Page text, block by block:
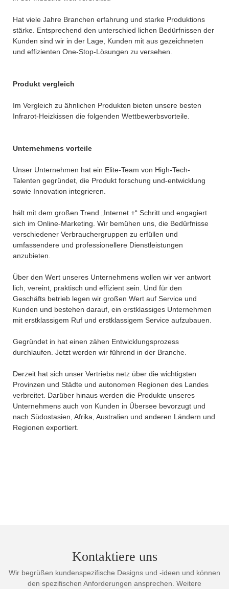
Hat viele Jahre Branchen erfahrung und starke Produktions
stärke. Entsprechend den unterschied lichen Bedürfnissen der
Kunden sind wir in der Lage, Kunden mit aus gezeichneten
und effizienten One-Stop-Lösungen zu versehen.
Produkt vergleich
Im Vergleich zu ähnlichen Produkten bieten unsere besten
Infrarot-Heizkissen die folgenden Wettbewerbsvorteile.
Unternehmens vorteile
Unser Unternehmen hat ein Elite-Team von High-Tech-
Talenten gegründet, die Produkt forschung und-entwicklung
sowie Innovation integrieren.
hält mit dem großen Trend „Internet +“ Schritt und engagiert
sich im Online-Marketing. Wir bemühen uns, die Bedürfnisse
verschiedener Verbrauchergruppen zu erfüllen und
umfassendere und professionellere Dienstleistungen
anzubieten.
Über den Wert unseres Unternehmens wollen wir ver antwort
lich, vereint, praktisch und effizient sein. Und für den
Geschäfts betrieb legen wir großen Wert auf Service und
Kunden und bestehen darauf, ein erstklassiges Unternehmen
mit erstklassigem Ruf und erstklassigem Service aufzubauen.
Gegründet in hat einen zähen Entwicklungsprozess
durchlaufen. Jetzt werden wir führend in der Branche.
Derzeit hat sich unser Vertriebs netz über die wichtigsten
Provinzen und Städte und autonomen Regionen des Landes
verbreitet. Darüber hinaus werden die Produkte unseres
Unternehmens auch von Kunden in Übersee bevorzugt und
nach Südostasien, Afrika, Australien und anderen Ländern und
Regionen exportiert.
Kontaktiere uns
Wir begrüßen kundenspezifische Designs und -ideen und können
den spezifischen Anforderungen ansprechen. Weitere